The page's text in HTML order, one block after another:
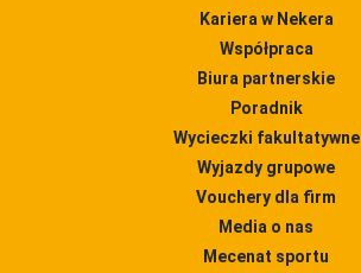
Kariera w Nekera
Współpraca
Biura partnerskie
Poradnik
Wycieczki fakultatywne
Wyjazdy grupowe
Vouchery dla firm
Media o nas
Mecenat sportu